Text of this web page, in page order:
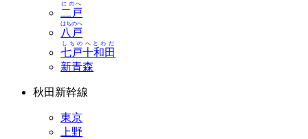
二戸
にのへ
八戸
はちのへ
七戸十和田
しちのへとわだ
新青森
秋田新幹線
東京
上野